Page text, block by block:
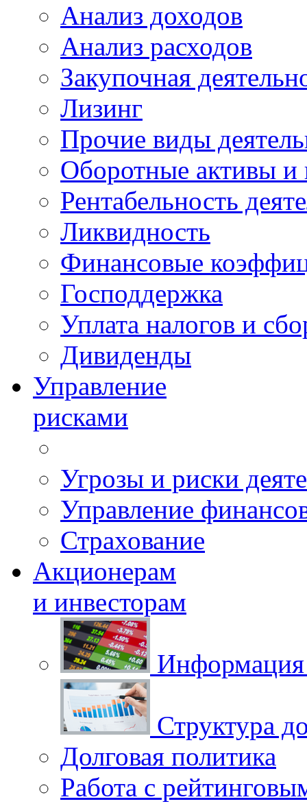
Анализ доходов
Анализ расходов
Закупочная
Лизинг
Прочие виды
Оборотные активы и
Рентабельность
Ликвидность
Финансовые
Господдержка
Уплата налогов и
Дивиденды
Управление
рисками
Угрозы и риски
Управление
Страхование
Акционерам
и инвесторам
Структура
Долговая политика
Работа с